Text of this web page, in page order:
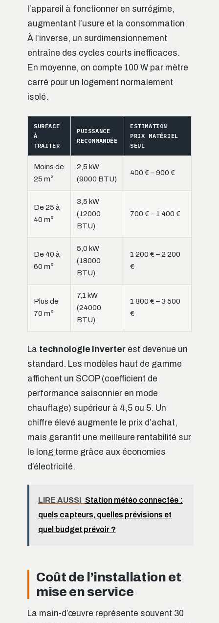
l’appareil à fonctionner en surrégime,
augmentant l’usure et la consommation.
À l’inverse, un surdimensionnement
entraîne des cycles courts inefficaces.
En moyenne, on compte 100 W par mètre
carré pour un logement normalement
isolé.
SURFACE
À
TRAITER
PUISSANCE
RECOMMANDÉE
ESTIMATION
PRIX MATÉRIEL
SEUL
Moins de
25 m²
2,5 kW
(9000 BTU)
400 € – 900 €
De 25 à
40 m²
3,5 kW
(12000
BTU)
700 € – 1 400 €
De 40 à
60 m²
5,0 kW
(18000
BTU)
1 200 € – 2 200
€
Plus de
70 m²
7,1 kW
(24000
BTU)
1 800 € – 3 500
€
La technologie Inverter est devenue un
standard. Les modèles haut de gamme
affichent un SCOP (coefficient de
performance saisonnier en mode
chauffage) supérieur à 4,5 ou 5. Un
chiffre élevé augmente le prix d’achat,
mais garantit une meilleure rentabilité sur
le long terme grâce aux économies
d’électricité.
LIRE AUSSI Station météo connectée :
quels capteurs, quelles prévisions et
quel budget prévoir ?
Coût de l’installation et
mise en service
La main-d’œuvre représente souvent 30